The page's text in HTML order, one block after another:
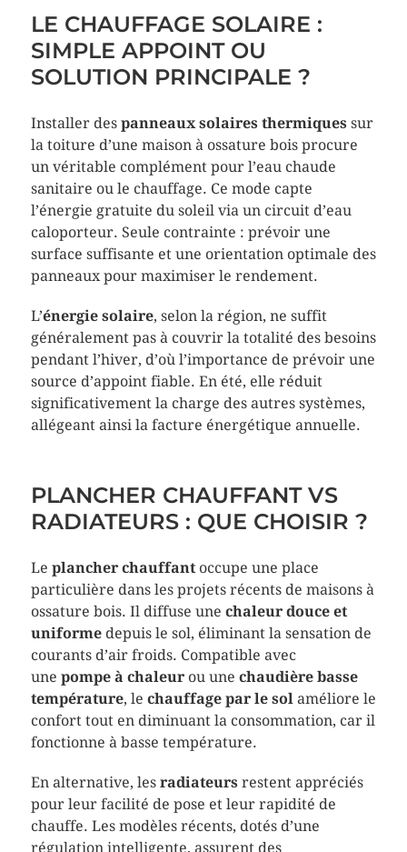
LE CHAUFFAGE SOLAIRE :
SIMPLE APPOINT OU
SOLUTION PRINCIPALE ?
Installer des panneaux solaires thermiquessur
la toiture d’une maison à ossature bois procure
un véritable complément pour l’eau chaude
sanitaire ou le chauffage. Ce mode capte
l’énergie gratuite du soleil via un circuit d’eau
caloporteur. Seule contrainte : prévoir une
surface suffisante et une orientation optimale des
panneaux pour maximiser le rendement.
L’énergie solaire, selon la région, ne suffit
généralement pas à couvrir la totalité des besoins
pendant l’hiver, d’où l’importance de prévoir une
source d’appoint fiable. En été, elle réduit
significativement la charge des autres systèmes,
allégeant ainsi la facture énergétique annuelle.
PLANCHER CHAUFFANT VS
RADIATEURS : QUE CHOISIR ?
Le plancher chauffantoccupe une place
particulière dans les projets récents de maisons à
ossature bois. Il diffuse une chaleur douce et
uniformedepuis le sol, éliminant la sensation de
courants d’air froids. Compatible avec
une pompe à chaleurou une chaudière basse
température, le chauffage par le solaméliore le
confort tout en diminuant la consommation, car il
fonctionne à basse température.
En alternative, les radiateursrestent appréciés
pour leur facilité de pose et leur rapidité de
chauffe. Les modèles récents, dotés d’une
régulation intelligente, assurent des